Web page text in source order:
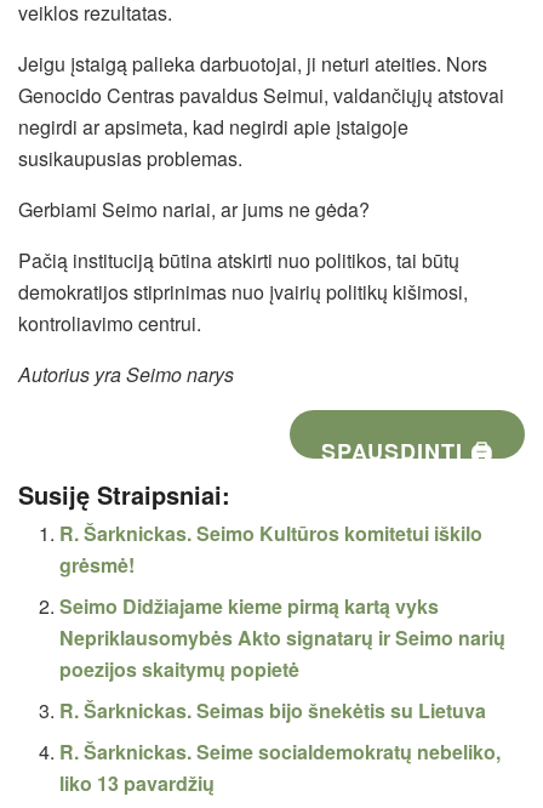
veiklos rezultatas.
Jeigu įstaigą palieka darbuotojai, ji neturi ateities. Nors
Genocido Centras pavaldus Seimui, valdančiųjų atstovai
negirdi ar apsimeta, kad negirdi apie įstaigoje
susikaupusias problemas.
Gerbiami Seimo nariai, ar jums ne gėda?
Pačią instituciją būtina atskirti nuo politikos, tai būtų
demokratijos stiprinimas nuo įvairių politikų kišimosi,
kontroliavimo centrui.
Autorius yra Seimo narys
SPAUSDINTI 🖨
Susiję Straipsniai:
R. Šarknickas. Seimo Kultūros komitetui iškilo
grėsmė!
Seimo Didžiajame kieme pirmą kartą vyks
Nepriklausomybės Akto signatarų ir Seimo narių
poezijos skaitymų popietė
R. Šarknickas. Seimas bijo šnekėtis su Lietuva
R. Šarknickas. Seime socialdemokratų nebeliko,
liko 13 pavardžių